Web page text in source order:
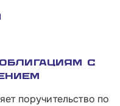
с
поручительство по